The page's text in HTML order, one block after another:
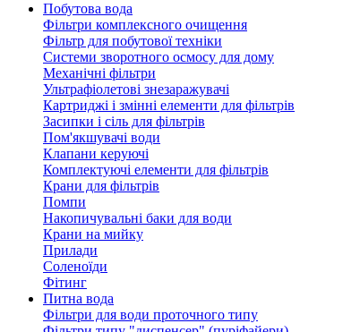
Побутова вода
Фільтри комплексного очищення
Фільтр для побутової техніки
Системи зворотного осмосу для дому
Механічні фільтри
Ультрафіолетові знезаражувачі
Картриджі і змінні елементи для фільтрів
Засипки і сіль для фільтрів
Пом'якшувачі води
Клапани керуючі
Комплектуючі елементи для фільтрів
Крани для фільтрів
Помпи
Накопичувальні баки для води
Крани на мийку
Прилади
Соленоїди
Фітинг
Питна вода
Фільтри для води проточного типу